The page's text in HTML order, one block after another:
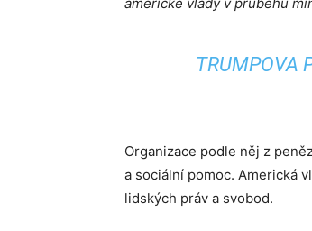
TRUMPOVA
Organizace podle něj z
a sociální pomoc. Americká
lidských práv a svobod.